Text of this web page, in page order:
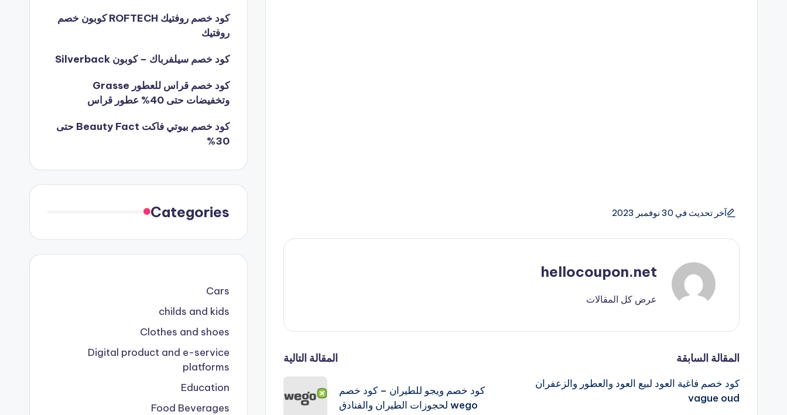
آخر تحديث في 30 نوفمبر 2023
hellocoupon.net
عرض كل المقالات
تصفّح
المقالات
المقالة السابقة
كود خصم فاغية العود لبيع العود والعطور والزعفران
vague oud
المقالة التالية
كود خصم ويجو للطيران – كود خصم
wego لحجوزات الطيران والفنادق
كود خصم روفتيك ROFTECH كوبون خصم
روفتيك
كود خصم سيلفرباك – كوبون Silverback
كود خصم قراس للعطور Grasse
وتخفيضات حتى 40% عطور قراس
كود خصم بيوتي فاكت Beauty Fact حتى
30%
Categories
Cars
childs and kids
Clothes and shoes
Digital product and e-service
platforms
Education
Food Beverages